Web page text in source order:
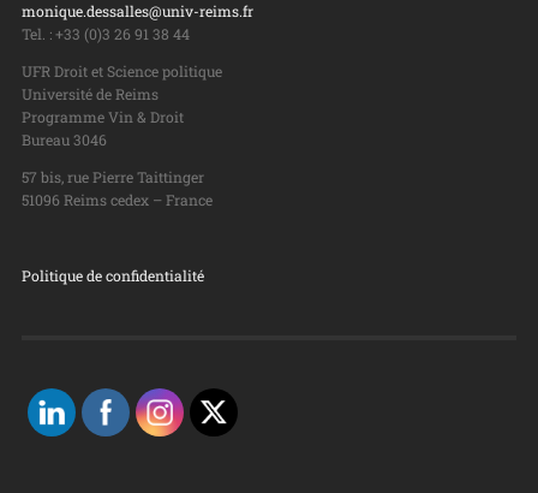
monique.dessalles@univ-reims.fr
Tel. : +33 (0)3 26 91 38 44
UFR Droit et Science politique
Université de Reims
Programme Vin & Droit
Bureau 3046
57 bis, rue Pierre Taittinger
51096 Reims cedex – France
Politique de confidentialité